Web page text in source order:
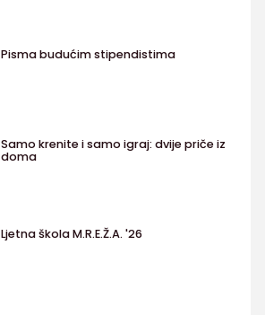
Pisma budućim stipendistima
Samo krenite i samo igraj: dvije priče iz
doma
Ljetna škola M.R.E.Ž.A. '26